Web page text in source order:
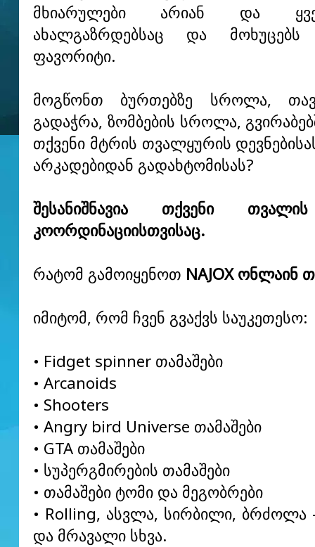
მხიარულები არიან და
ახალგაზრდებსაც და
ფავორიტი.
მოგწონთ ბურთებზე სროლა,
გადაჭრა, ზომბების სროლა,
თქვენი მტრის თვალყურის
არკადებიდან გადახტომისას?
შესანიშნავია თქვენი
კოორდინაციისთვისაც.
რატომ გამოიყენოთ NAJOX ონლაინ
იმიტომ, რომ ჩვენ გვაქვს საუკეთესო:
• Fidget spinner თამაშები
• Arcanoids
• Shooters
• Angry bird Universe თამაშები
• GTA თამაშები
• სუპერგმირების თამაშები
• თამაშები ტომი და მეგობრები
• Rolling, ასვლა, სირბილი, ბრძოლა
და მრავალი სხვა.